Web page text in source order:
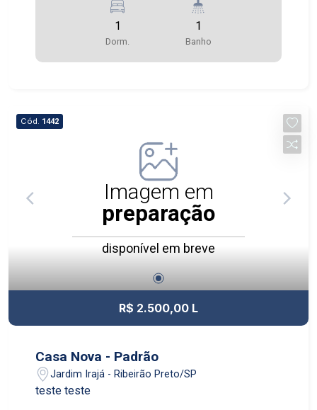
1
Dorm.
1
Banho
Cód. 1442
Imagem em
preparação
disponível em breve
R$ 2.500,00 L
Casa Nova - Padrão
Jardim Irajá - Ribeirão Preto/SP
teste teste